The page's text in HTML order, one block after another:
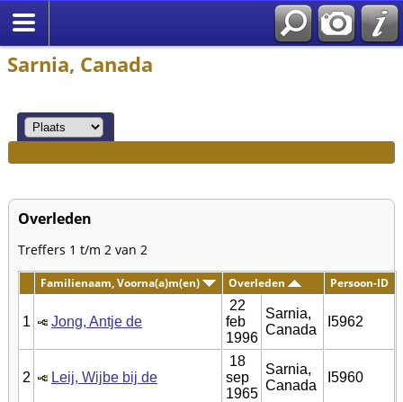
Sarnia, Canada
Overleden
Treffers 1 t/m 2 van 2
Familienaam, Voorna(a)m(en) Overleden Persoon-ID
1 Jong, Antje de
22
feb
1996
Sarnia,
Canada
I5962
2 Leij, Wijbe bij de
18
sep
1965
Sarnia,
Canada
I5960